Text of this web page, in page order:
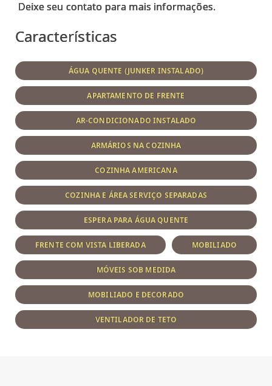
Características
ÁGUA QUENTE (JUNKER INSTALADO)
APARTAMENTO DE FRENTE
AR-CONDICIONADO INSTALADO
ARMÁRIOS NA COZINHA
COZINHA AMERICANA
COZINHA E ÁREA SERVIÇO SEPARADAS
ESPERA PARA ÁGUA QUENTE
FRENTE COM VISTA LIBERADA MOBILIADO
MÓVEIS SOB MEDIDA
MOBILIADO E DECORADO
VENTILADOR DE TETO